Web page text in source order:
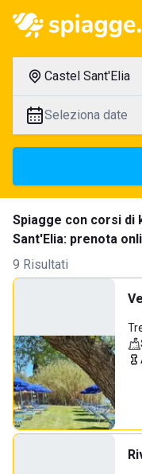
Castel Sant'Elia
Seleziona date
Spiagge con corsi
Sant'Elia: prenota
9 Risultati